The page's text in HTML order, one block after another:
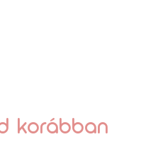
korábban